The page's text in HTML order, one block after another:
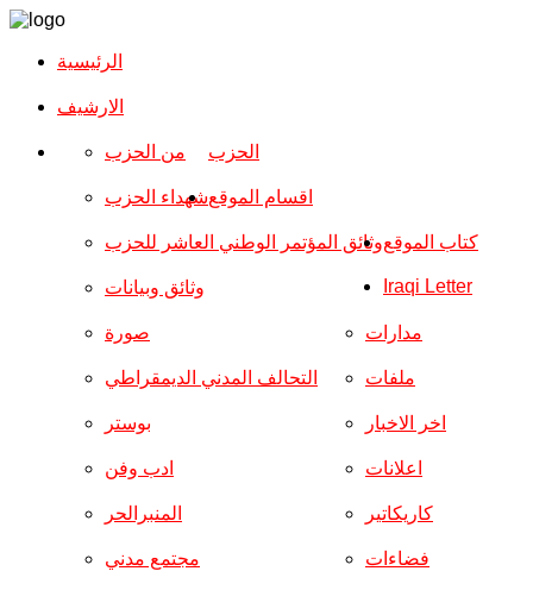
الرئيسية
الارشیف
الحزب من الحزب
شهداء الحزب
وثائق المؤتمر الوطني العاشر للحزب
وثائق وبيانات
اقسام الموقع
صورة
التحالف المدني الديمقراطي
بوستر
ادب وفن
المنبرالحر
مجتمع مدني
مدارات
ملفات
اخر الاخبار
اعلانات
كاريكاتير
فضاءات
كتاب الموقع
Iraqi Letter